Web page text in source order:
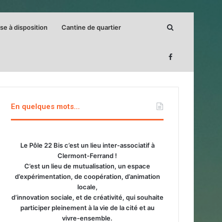
à disposition Cantine de quartier
En quelques mots…
Le Pôle 22 Bis c’est un lieu inter-associatif à
Clermont-Ferrand !
C’est un lieu de mutualisation, un espace
d’expérimentation, de coopération, d’animation
locale,
d’innovation sociale, et de créativité, qui souhaite
participer pleinement à la vie de la cité et au
vivre-ensemble.